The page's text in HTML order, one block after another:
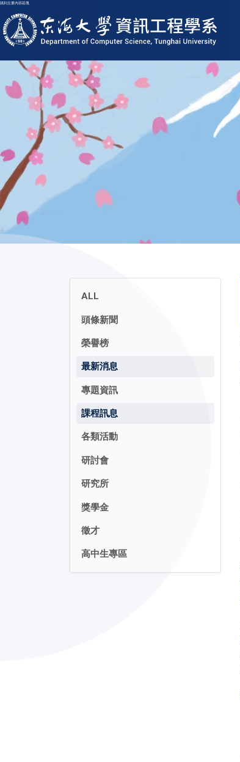
跳到主要內容區塊
東海大學logo
ALL
頭條新聞
榮譽榜
最新消息
專題資訊
課程訊息
各類活動
研討會
研究所
獎學金
徵才
高中生專區